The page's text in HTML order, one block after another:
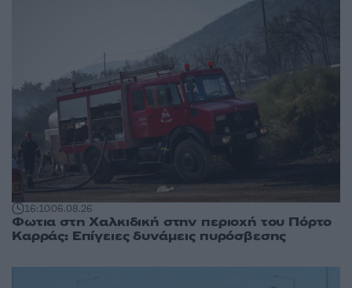
16:1006.08.26
Φωτια στη Χαλκιδική στην περιοχή του Πόρτο
Καρράς: Επίγειες δυνάμεις πυρόσβεσης